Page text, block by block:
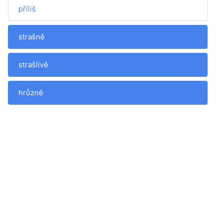
příliš
strašně
strašlivě
hrůzně